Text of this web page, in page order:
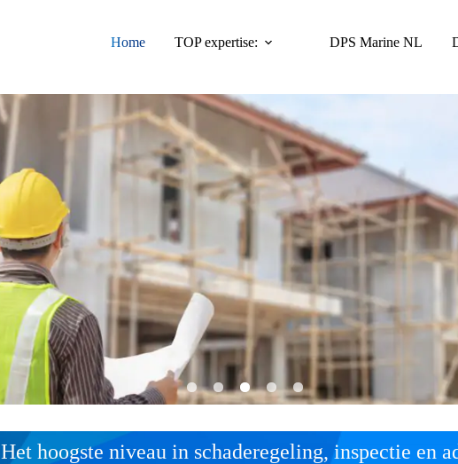
Home TOP expertise: DPS Marine NL
Het hoogste niveau in schaderegeling, inspectie en